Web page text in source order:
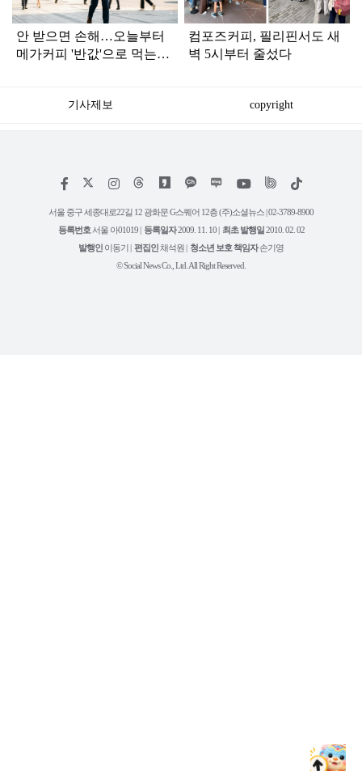
안 받으면 손해…오늘부터
메가커피 '반값'으로 먹는
컴포즈커피, 필리핀서도 새
벽 5시부터 줄섰다
기사제보 copyright
페
스
인
타
램
위
트
유
튜
틱
서울 중구 세종대로22길 12 광화문 G스퀘어 12층 (주)소셜뉴스 | 02-3789-8900
등록번호 서울 아01019 | 등록일자2009. 11. 10 | 최초 발행일 2010. 02. 02
발행인 이동기 | 편집인 채석원 | 청소년 보호 책임자손기영
© Social News Co., Ltd. All Right Reserved.